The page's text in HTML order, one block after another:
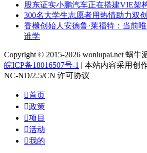
股东证实小鹏汽车正在搭建VIE架
300名大学生志愿者用热情助力双创
香橼创始人安德鲁·莱福特：当前
谁学
Copyright © 2015-2026 woniupai.net 蜗牛
皖ICP备18016507号-1 | 本站内容采用创
NC-ND/2.5/CN 许可协议
首页
政策
项目
活动
我的